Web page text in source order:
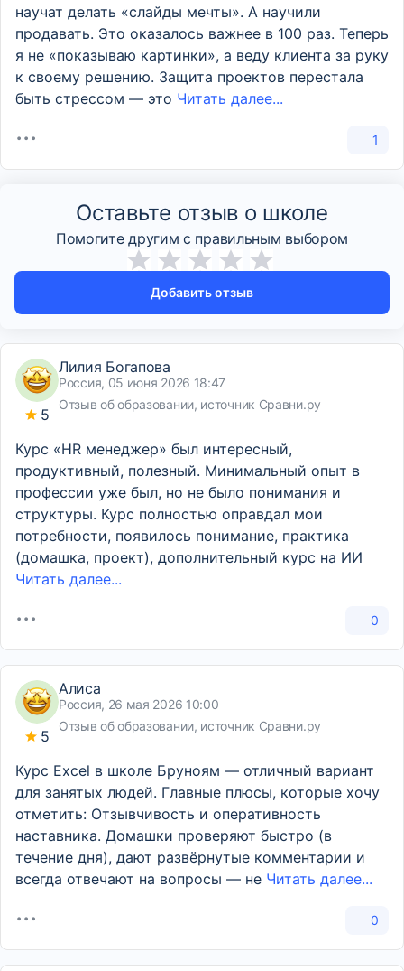
научат делать «слайды мечты». А научили
продавать. Это оказалось важнее в 100 раз. Теперь
я не «показываю картинки», а веду клиента за руку
к своему решению. Защита проектов перестала
быть стрессом — это Читать далее...
1
Оставьте отзыв о школе
Помогите другим с правильным выбором
Добавить отзыв
5
Лилия Богапова
Россия, 05 июня 2026 18:47
Отзыв об образовании, источник Сравни.ру
Курс «HR менеджер» был интересный,
продуктивный, полезный. Минимальный опыт в
профессии уже был, но не было понимания и
структуры. Курс полностью оправдал мои
потребности, появилось понимание, практика
(домашка, проект), дополнительный курс на ИИ
Читать далее...
0
5
Алиса
Россия, 26 мая 2026 10:00
Отзыв об образовании, источник Сравни.ру
Курс Excel в школе Бруноям — отличный вариант
для занятых людей. Главные плюсы, которые хочу
отметить: Отзывчивость и оперативность
наставника. Домашки проверяют быстро (в
течение дня), дают развёрнутые комментарии и
всегда отвечают на вопросы — не Читать далее...
0